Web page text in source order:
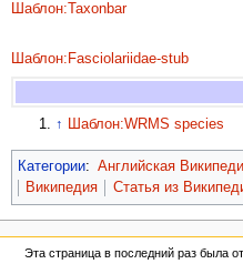
Шаблон:Taxonbar
Шаблон:Fasciolariidae-stub
↑ Шаблон:WRMS species
Категории: Английская
Википедия
Статья из
Эта страница в последний раз была